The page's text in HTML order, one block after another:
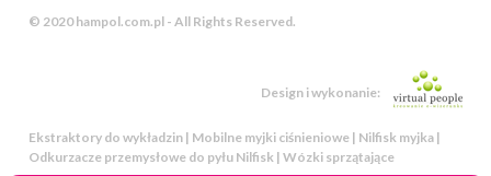
© 2020 hampol.com.pl - All Rights Reserved.
Design i wykonanie:
Ekstraktory do wykładzin | Mobilne myjki ciśnieniowe | Nilfisk myjka |
Odkurzacze przemysłowe do pyłu Nilfisk | Wózki sprzątające